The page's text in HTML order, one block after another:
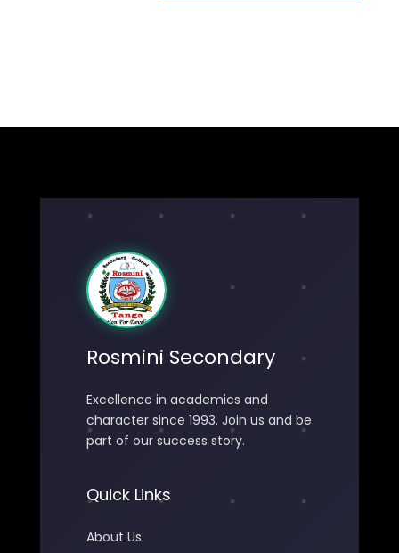
Rosmini Secondary
Excellence in academics and
character since 1993. Join us and be
part of our success story.
Quick Links
About Us